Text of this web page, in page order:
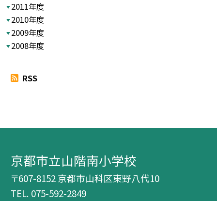
2011年度
2010年度
2009年度
2008年度
RSS
京都市立山階南小学校
〒607-8152 京都市山科区東野八代10
TEL. 075-592-2849